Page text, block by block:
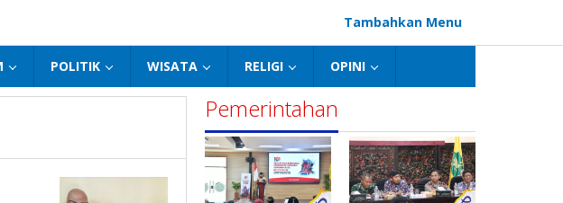
Tambahkan Menu
POLITIK WISATA RELIGI OPINI
Pemerintahan